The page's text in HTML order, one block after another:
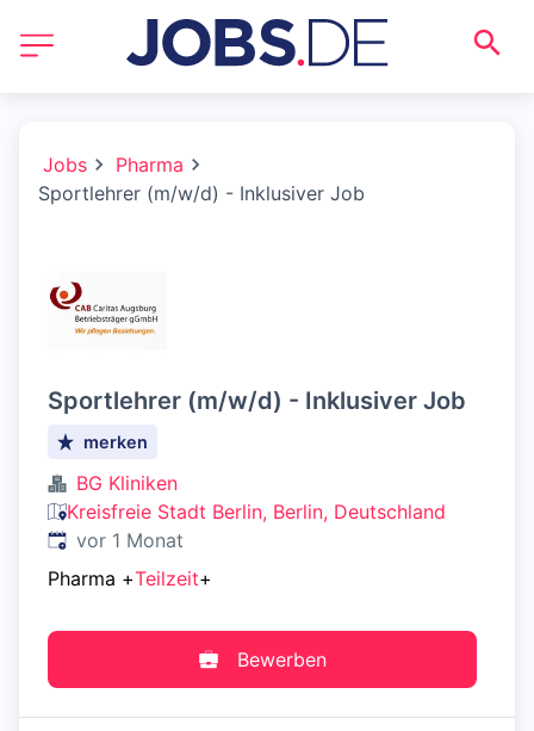
Jobs
Pharma
Sportlehrer (m/w/d) - Inklusiver Job
Sportlehrer (m/w/d) - Inklusiver Job
merken
BG Kliniken
Kreisfreie Stadt Berlin, Berlin, Deutschland
Veröffentlicht:
vor 1 Monat
Pharma +Teilzeit+
Bewerben